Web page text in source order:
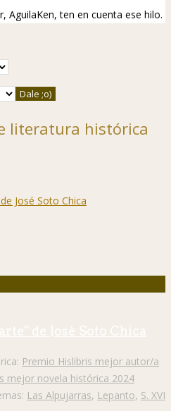
AguilaKen, ten en cuenta ese hilo.
literatura histórica
de José Soto Chica
Premio Hislibris mejor autor/a
mejor novela histórica 2024
Las Alpujarras, Lepanto, S. XVI